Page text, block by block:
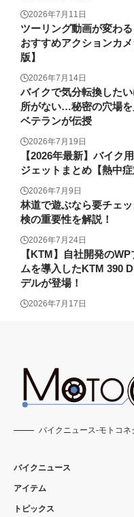
2026年7月11日
ツーリング動画が変わ
おすすめアクションカ
版】
2026年7月14日
バイクで気分転換した
所がない…秘密の穴場
ベテランが伝授
2026年7月19日
【2026年最新】バイク
ジェットまとめ【熱中症
2026年7月9日
林道で遊ぶなら要チェ
検の重要性を解説！
2026年7月24日
【KTM】自社開発の
ムを導入したKTM 390
デルが登場！
2026年7月17日
バイクニュース-モトコネ
バイクニュース
アイテム
トピックス